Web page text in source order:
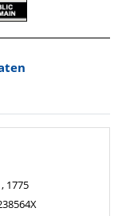
1775